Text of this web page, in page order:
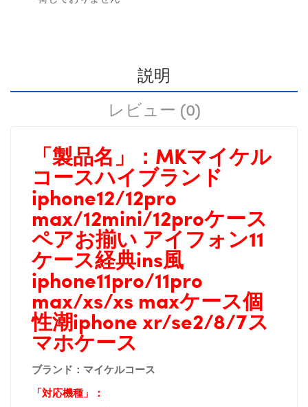
説明
レビュー (0)
「製品名」： MKマイケル
コースハイブランド
iphone12/12pro
max/12mini/12proケース
ペアお揃い アイフォン11
ケース経典ins風
iphone11pro/11pro
max/xs/xs maxケース個
性潮iphone xr/se2/8/7ス
マホケース
ブランド： マイケルコース
「対応機種」：